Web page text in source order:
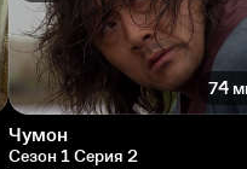
74
Чумон
Сезон 1 Серия 2